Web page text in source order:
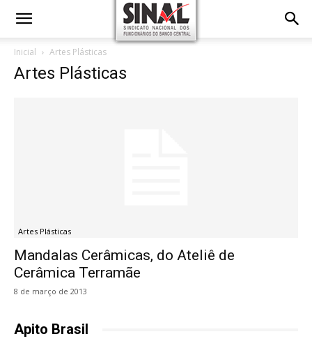
Inicial Artes Plásticas
Artes Plásticas
Artes Plásticas
Mandalas Cerâmicas, do Ateliê de
Cerâmica Terramãe
8 de março de 2013
Apito Brasil